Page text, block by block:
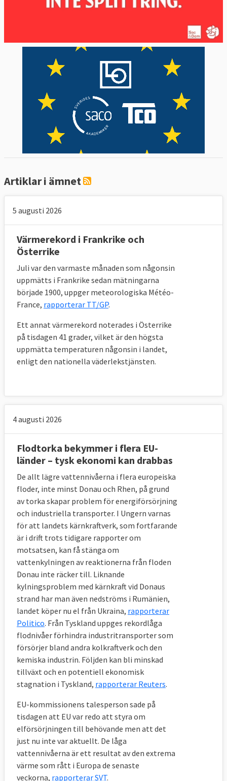
Artiklar i ämnet
5 augusti 2026
Värmerekord i Frankrike och
Österrike
Juli var den varmaste månaden som någonsin
uppmätts i Frankrike sedan mätningarna
började 1900, uppger meteorologiska Météo-
France, rapporterar TT/GP.
Ett annat värmerekord noterades i Österrike
på tisdagen 41 grader, vilket är den högsta
uppmätta temperaturen någonsin i landet,
enligt den nationella väderlekstjänsten.
4 augusti 2026
Flodtorka bekymmer i flera EU-
länder – tysk ekonomi kan drabbas
De allt lägre vattennivåerna i flera europeiska
floder, inte minst Donau och Rhen, på grund
av torka skapar problem för energiförsörjning
och industriella transporter. I Ungern varnas
för att landets kärnkraftverk, som fortfarande
är i drift trots tidigare rapporter om
motsatsen, kan få stänga om
vattenkylningen av reaktionerna från floden
Donau inte räcker till. Liknande
kylningsproblem med kärnkraft vid Donaus
strand har man även nedströms i Rumänien,
landet köper nu el från Ukraina, rapporterar
Politico. Från Tyskland uppges rekordlåga
flodnivåer förhindra industritransporter som
försörjer bland andra kolkraftverk och den
kemiska industrin. Följden kan bli minskad
tillväxt och en potentiell ekonomisk
stagnation i Tyskland, rapporterar Reuters.
EU-kommissionens talesperson sade på
tisdagen att EU var redo att styra om
elförsörjningen till behövande men att det
just nu inte var aktuellt. De låga
vattennivåerna är ett resultat av den extrema
värme som rått i Europa de senaste
veckorna, rapporterar SVT.